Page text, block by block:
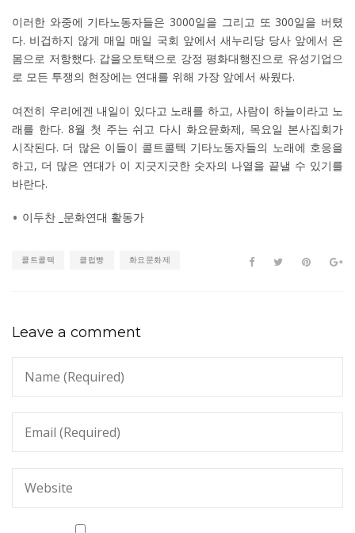
이러한 와중에 기타노동자들은 3000일을 그리고 또 300일을 버텼
다. 비겁하지 않게 매일 매일 국회 앞에서 새누리당 당사 앞에서 온
몸으로 저항했다. 갑을오토택으로 강정 평화대행진으로 유성기업으
로 모든 투쟁의 현장에는 연대를 위해 가장 앞에서 싸웠다.
여전히 우리에겐 내일이 있다고 노래를 하고, 사람이 하늘이라고 노
래를 한다. 8월 첫 주는 쉬고 다시 화요뮨화제, 목요일 본사집회가
시작된다. 더 많은 이들이 콜트콜텍 기타노동자들의 노래에 호응을
하고, 더 많은 연대가 이 지긋지긋한 숫자의 나열을 끝낼 수 있기를
바란다.
이두찬 _문화연대 활동가
콜트콜텍 클럽빵 화요문화제
Leave a comment